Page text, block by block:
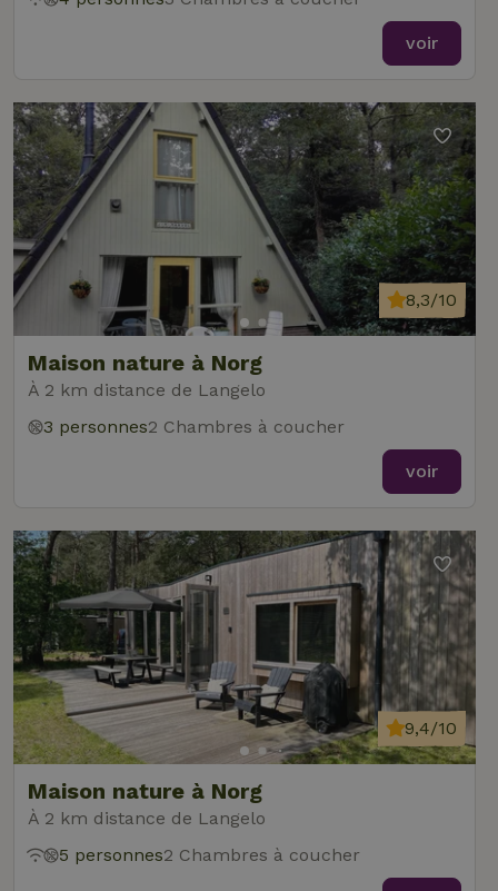
voir
Maison nature à Norg
À 2 km distance de Langelo
8,3/10
3 personnes2 Chambres à coucher
voir
Maison nature à Norg
À 2 km distance de Langelo
9,4/10
5 personnes2 Chambres à coucher